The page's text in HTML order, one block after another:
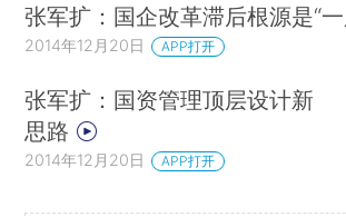
张军扩：国企改革滞后根源是“
2014年12月20日 APP打开
张军扩：国资管理顶层设计新
思路
2014年12月20日 APP打开